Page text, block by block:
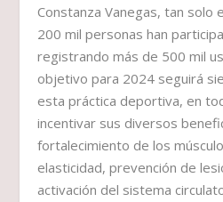
Constanza Vanegas, tan solo
200 mil personas han
registrando más de 500 mil
objetivo para 2024 seguirá
esta práctica deportiva, en
incentivar sus diversos
fortalecimiento de los
elasticidad, prevención de
activación del sistema